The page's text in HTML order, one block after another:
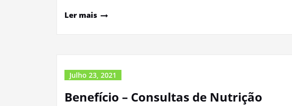
Ler mais
Julho 23, 2021
Benefício – Consultas de Nutrição